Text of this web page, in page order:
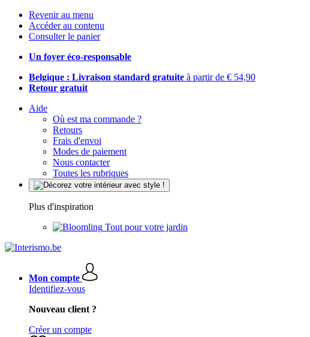
Revenir au menu
Accéder au contenu
Consulter le panier
Un foyer éco-responsable
Belgique : Livraison standard gratuite à partir de € 54,90
Retour gratuit
Aide
Où est ma commande ?
Retours
Frais d'envoi
Modes de paiement
Nous contacter
Toutes les rubriques
Plus d'inspiration
Tout pour votre jardin
Mon compte
Identifiez-vous
Nouveau client ?
Créer un compte